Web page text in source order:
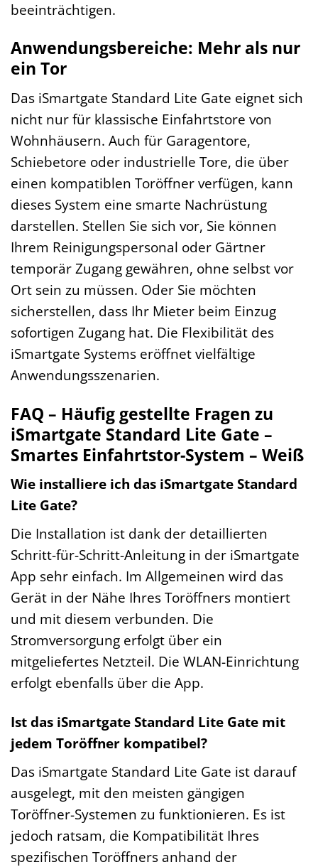
beeinträchtigen.
Anwendungsbereiche: Mehr als nur
ein Tor
Das iSmartgate Standard Lite Gate eignet sich
nicht nur für klassische Einfahrtstore von
Wohnhäusern. Auch für Garagentore,
Schiebetore oder industrielle Tore, die über
einen kompatiblen Toröffner verfügen, kann
dieses System eine smarte Nachrüstung
darstellen. Stellen Sie sich vor, Sie können
Ihrem Reinigungspersonal oder Gärtner
temporär Zugang gewähren, ohne selbst vor
Ort sein zu müssen. Oder Sie möchten
sicherstellen, dass Ihr Mieter beim Einzug
sofortigen Zugang hat. Die Flexibilität des
iSmartgate Systems eröffnet vielfältige
Anwendungsszenarien.
FAQ – Häufig gestellte Fragen zu
iSmartgate Standard Lite Gate –
Smartes Einfahrtstor-System – Weiß
Wie installiere ich das iSmartgate Standard
Lite Gate?
Die Installation ist dank der detaillierten
Schritt-für-Schritt-Anleitung in der iSmartgate
App sehr einfach. Im Allgemeinen wird das
Gerät in der Nähe Ihres Toröffners montiert
und mit diesem verbunden. Die
Stromversorgung erfolgt über ein
mitgeliefertes Netzteil. Die WLAN-Einrichtung
erfolgt ebenfalls über die App.
Ist das iSmartgate Standard Lite Gate mit
jedem Toröffner kompatibel?
Das iSmartgate Standard Lite Gate ist darauf
ausgelegt, mit den meisten gängigen
Toröffner-Systemen zu funktionieren. Es ist
jedoch ratsam, die Kompatibilität Ihres
spezifischen Toröffners anhand der